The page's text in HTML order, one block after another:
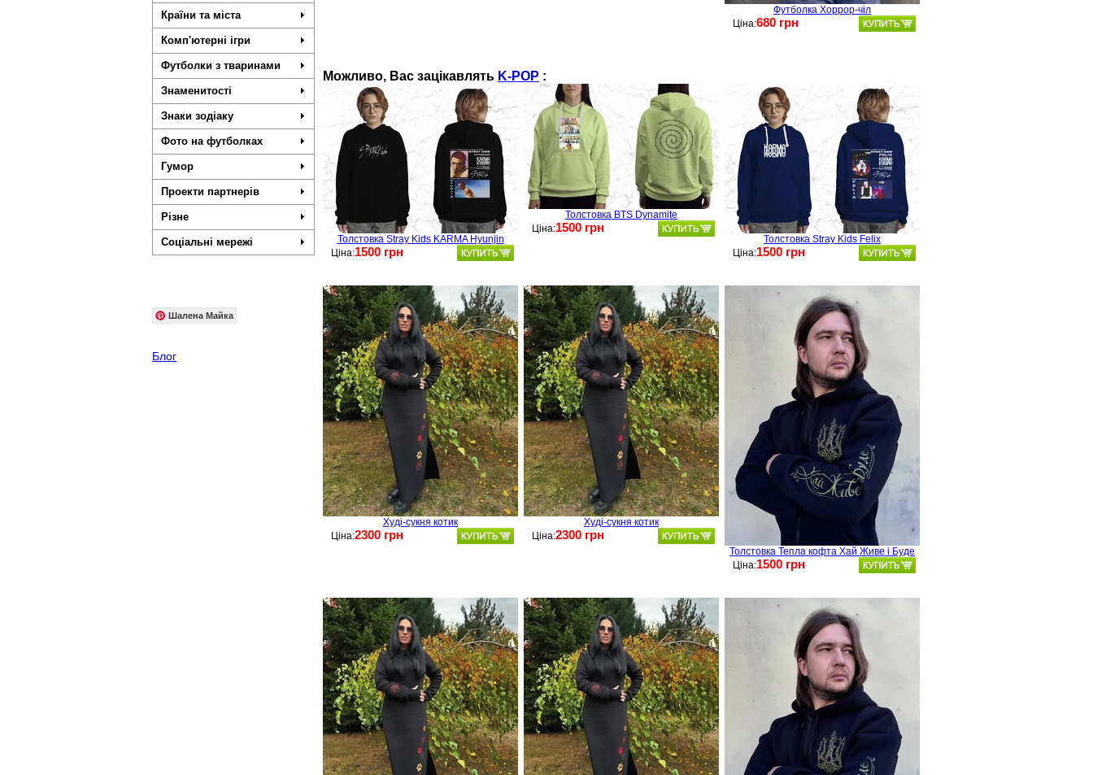
Країни та міста
Комп'ютерні ігри
Футболки з тваринами
Знаменитості
Знаки зодіаку
Фото на футболках
Гумор
Проекти партнерів
Різне
Соціальні мережі
Шалена Майка
Блог
Футболка Хоррор-чіл
Ціна:680 грн
Можливо, Вас зацікавлять K-POP :
Толстовка Stray Kids KARMA Hyunjin
Ціна:1500 грн
Толстовка BTS Dynamite
Ціна:1500 грн
Толстовка Stray Kids Felix
Ціна:1500 грн
Худі-сукня котик
Ціна:2300 грн
Худі-сукня котик
Ціна:2300 грн
Толстовка Тепла кофта Хай Живе і Буде
Ціна:1500 грн